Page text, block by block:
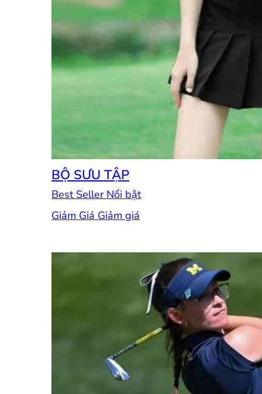
BỘ SƯU TẬP
Best Seller
Giảm Giá